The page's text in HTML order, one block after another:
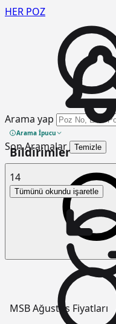
HER POZ
Arama yap
Arama İpucu
Son Aramalar Temizle
Bildirimler
14
Tümünü okundu işaretle
MSB Ağustos Fiyatları